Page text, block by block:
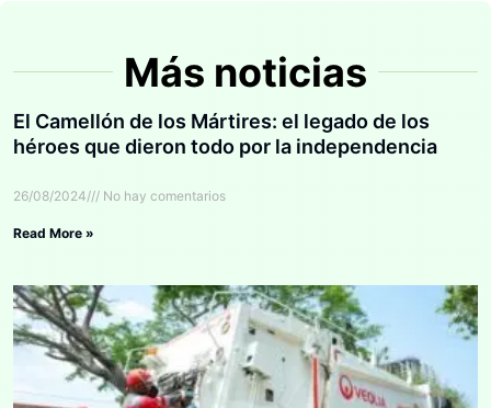
Más noticias
El Camellón de los Mártires: el legado de los
héroes que dieron todo por la independencia
26/08/2024 No hay comentarios
Read More »